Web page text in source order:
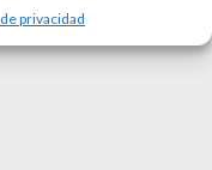
privacidad